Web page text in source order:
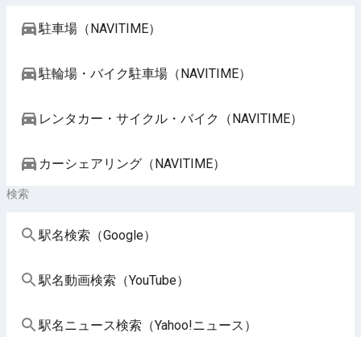
駐車場（NAVITIME）
駐輪場・バイク駐車場（NAVITIME）
レンタカー・サイクル・バイク（NAVITIME）
カーシェアリング（NAVITIME）
検索
駅名検索（Google）
駅名動画検索（YouTube）
駅名ニュース検索（Yahoo!ニュース）